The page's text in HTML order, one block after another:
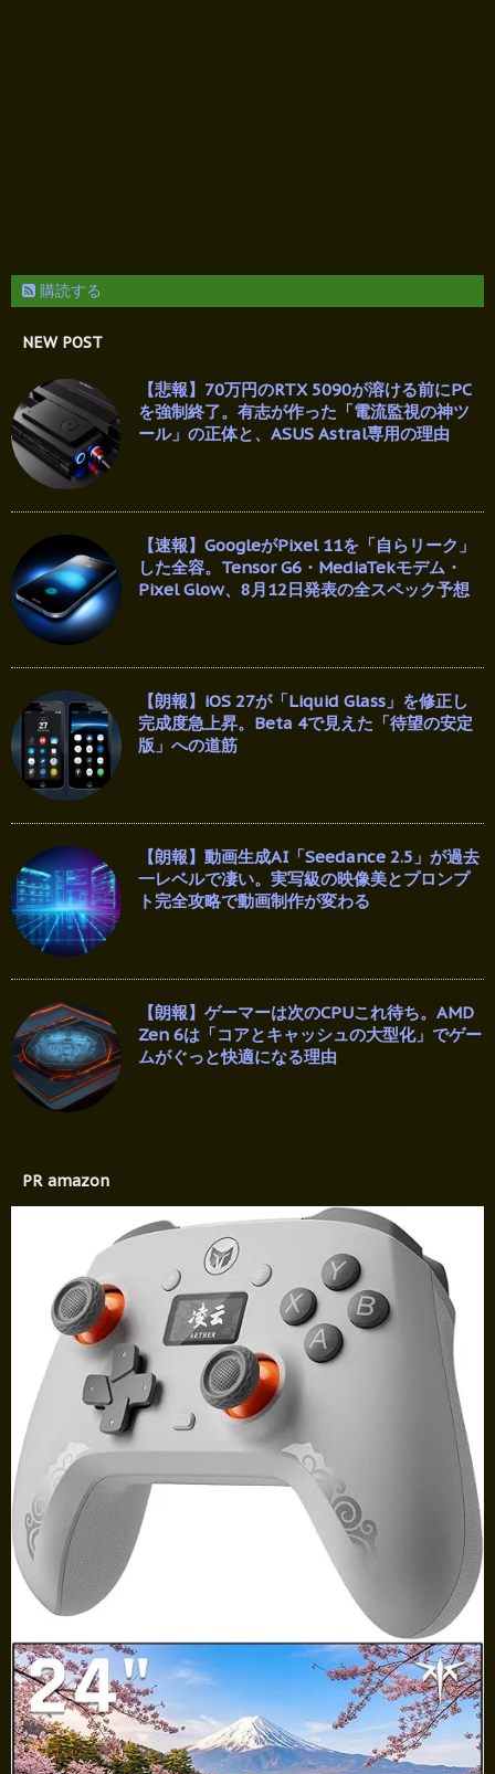
購読する
NEW POST
【悲報】70万円のRTX 5090が溶ける前にPC
を強制終了。有志が作った「電流監視の神ツ
ール」の正体と、ASUS Astral専用の理由
【速報】GoogleがPixel 11を「自らリーク」
した全容。Tensor G6・MediaTekモデム・
Pixel Glow、8月12日発表の全スペック予想
【朗報】iOS 27が「Liquid Glass」を修正し
完成度急上昇。Beta 4で見えた「待望の安定
版」への道筋
【朗報】動画生成AI「Seedance 2.5」が過去
一レベルで凄い。実写級の映像美とプロンプ
ト完全攻略で動画制作が変わる
【朗報】ゲーマーは次のCPUこれ待ち。AMD
Zen 6は「コアとキャッシュの大型化」でゲー
ムがぐっと快適になる理由
PR amazon